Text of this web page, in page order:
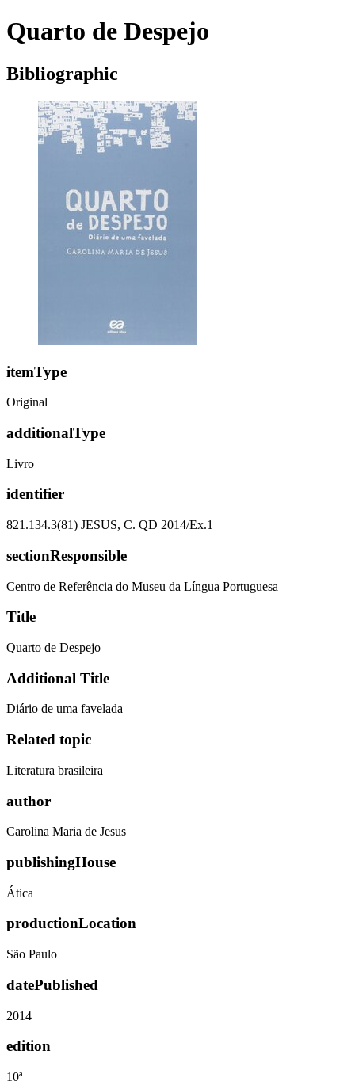
Quarto de Despejo
Bibliographic
itemType
Original
additionalType
Livro
identifier
821.134.3(81) JESUS, C. QD 2014/Ex.1
sectionResponsible
Centro de Referência do Museu da Língua Portuguesa
Title
Quarto de Despejo
Additional Title
Diário de uma favelada
Related topic
Literatura brasileira
author
Carolina Maria de Jesus
publishingHouse
Ática
productionLocation
São Paulo
datePublished
2014
edition
10ª